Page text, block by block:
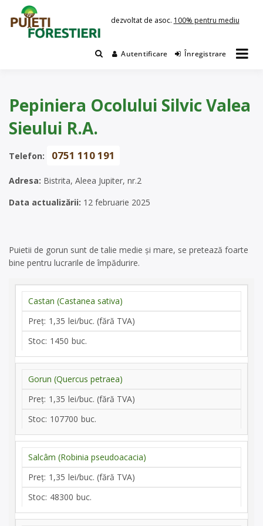
content
dezvoltat de asoc. 100% pentru mediu
Autentificare Înregistrare
Pepiniera Ocolului Silvic Valea
Sieului R.A.
Telefon: 0751 110 191
Adresa: Bistrita, Aleea Jupiter, nr.2
Data actualizării: 12 februarie 2025
Puietii de gorun sunt de talie medie și mare, se pretează foarte
bine pentru lucrarile de împădurire.
Castan (Castanea sativa)
1,35
1450
Gorun (Quercus petraea)
1,35
107700
Salcâm (Robinia pseudoacacia)
1,35
48300